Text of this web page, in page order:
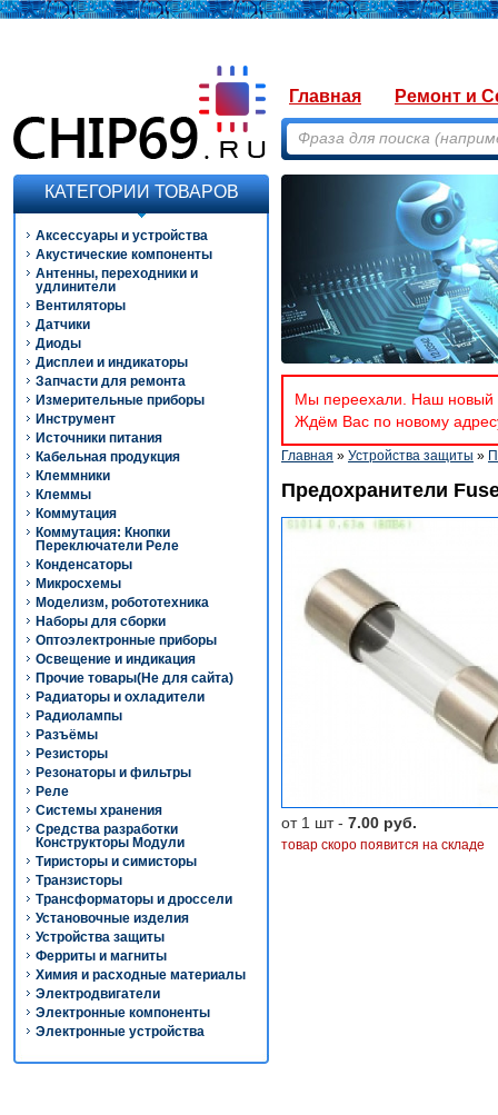
Главная Ремонт и
КАТЕГОРИИ ТОВАРОВ
Аксессуары и устройства
Акустические компоненты
Антенны, переходники и
удлинители
Вентиляторы
Датчики
Диоды
Дисплеи и индикаторы
Запчасти для ремонта
Измерительные приборы
Инструмент
Источники питания
Кабельная продукция
Клеммники
Клеммы
Коммутация
Коммутация: Кнопки
Переключатели Реле
Конденсаторы
Микросхемы
Моделизм, робототехника
Наборы для сборки
Оптоэлектронные приборы
Освещение и индикация
Прочие товары(Не для сайта)
Радиаторы и охладители
Радиолампы
Разъёмы
Резисторы
Резонаторы и фильтры
Реле
Системы хранения
Средства разработки
Конструкторы Модули
Тиристоры и симисторы
Транзисторы
Трансформаторы и дроссели
Установочные изделия
Устройства защиты
Ферриты и магниты
Химия и расходные материалы
Электродвигатели
Электронные компоненты
Электронные устройства
Мы переехали. Наш новый
Ждём Вас по новому
Главная » Устройства защиты »
Предохранители
от 1 шт - 7.00 руб.
товар скоро появится на складе